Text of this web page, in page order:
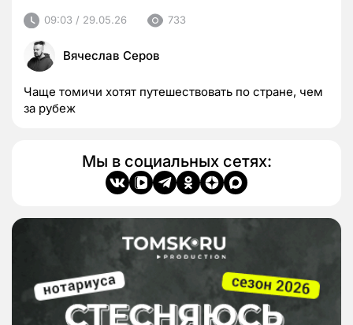
09:03 / 29.05.26 733
Вячеслав Серов
Чаще томичи хотят путешествовать по стране, чем
за рубеж
Мы в социальных сетях: